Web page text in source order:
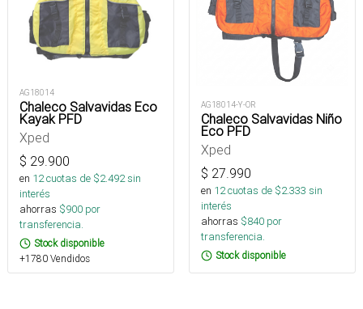
AG18014
Chaleco Salvavidas Eco
Kayak PFD
Xped
$ 29.900
en 12cuotas de $2.492sin
interés
ahorras $900 por
transferencia.
Stock disponible
+1780 Vendidos
AG18014-Y-OR
Chaleco Salvavidas Niño
Eco PFD
Xped
$ 27.990
en 12cuotas de $2.333 sin
interés
ahorras $840 por
transferencia.
Stock disponible